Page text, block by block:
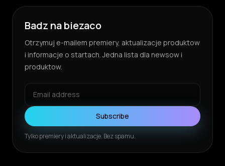
Badz na biezaco
Otrzymuj e-mailem premiery, aktualizacje produktow
i informacje o startach. Jedna lista dla newsow i
produktow.
Subscribe
Tylko premiery i aktualizacje. Bez spamu.